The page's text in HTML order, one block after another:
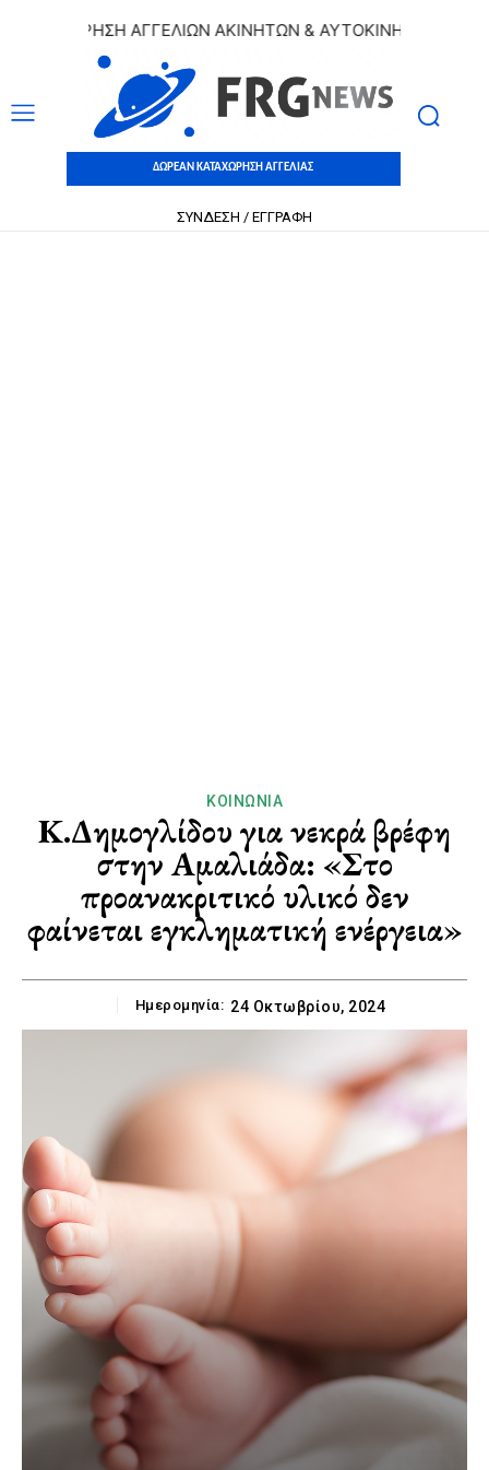
ΑΓΓΕΛΙΩΝ ΑΚΙΝΗΤΩΝ & ΑΥΤΟΚΙΝΗΤΩΝ |
ΔΩΡΕΑΝ ΚΑΤΑΧΩΡΗΣΗ ΑΓΓΕΛΙΑΣ
ΣΥΝΔΕΣΗ / ΕΓΓΡΑΦΗ
ΚΟΙΝΩΝΊΑ
Κ.Δημογλίδου για νεκρά βρέφη
στην Αμαλιάδα: «Στο
προανακριτικό υλικό δεν
φαίνεται εγκληματική ενέργεια»
Ημερομηνία: 24 Οκτωβρίου, 2024